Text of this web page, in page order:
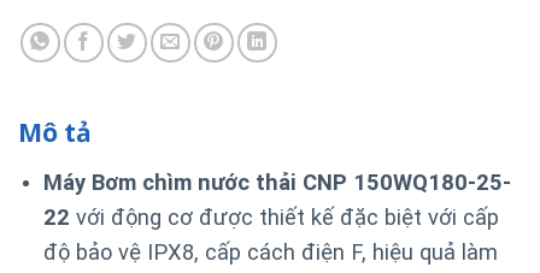
Mô tả
Máy Bơm chìm nước thải CNP 150WQ180-25-
22 với động cơ được thiết kế đặc biệt với cấp
độ bảo vệ IPX8, cấp cách điện F, hiệu quả làm